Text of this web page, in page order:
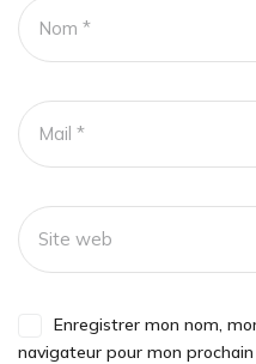
Enregistrer mon nom,
navigateur pour mon